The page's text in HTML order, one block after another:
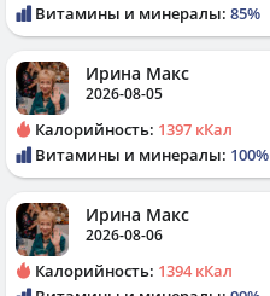
Витамины и минералы: 85%
Ирина Макс
2026-08-05
Калорийность: 1397 кКал
Витамины и минералы: 100%
Ирина Макс
2026-08-06
Калорийность: 1394 кКал